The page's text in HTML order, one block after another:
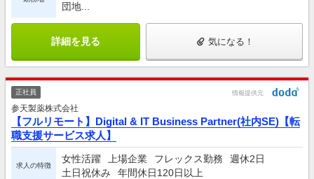
団地...
詳細を見る 気になる！
正社員 情報提供元
参天製薬株式会社
【フルリモート】Digital & IT Business Partner(社内SE)【転
職支援サービス求人】
求人の特徴
女性活躍 上場企業 フレックス勤務
週休2日
土日祝休み
年間休日120日以上